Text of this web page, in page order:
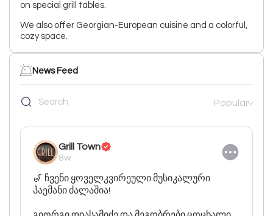
on special grill tables.
We also offer Georgian-European cuisine and a colorful,
cozy space.
News Feed
Popular
Grill Town
8w
🎷 ჩვენი ყოველკვირეული მუსიკალური
პაემანი ძალაშია!